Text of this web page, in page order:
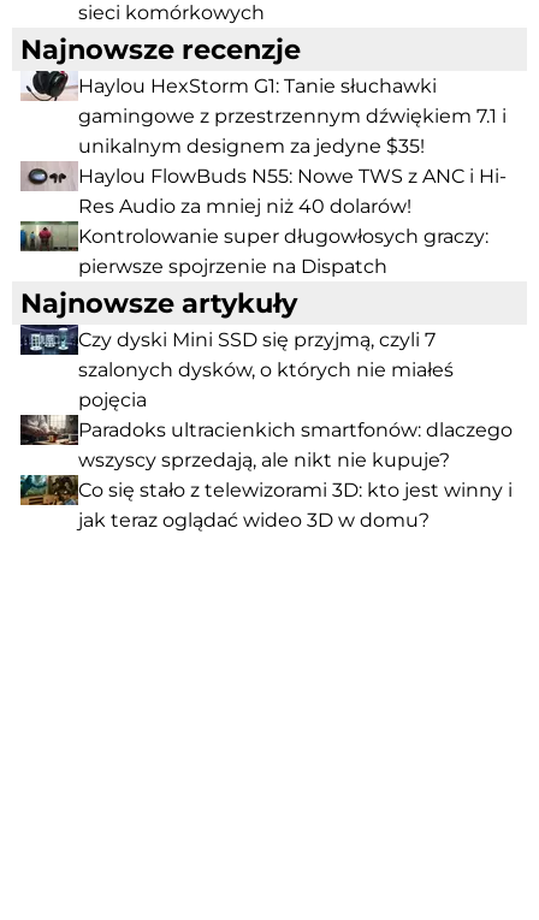
sieci komórkowych
Najnowsze recenzje
Haylou HexStorm G1: Tanie słuchawki
gamingowe z przestrzennym dźwiękiem 7.1 i
unikalnym designem za jedyne $35!
Haylou FlowBuds N55: Nowe TWS z ANC i Hi-
Res Audio za mniej niż 40 dolarów!
Kontrolowanie super długowłosych graczy:
pierwsze spojrzenie na Dispatch
Najnowsze artykuły
Czy dyski Mini SSD się przyjmą, czyli 7
szalonych dysków, o których nie miałeś
pojęcia
Paradoks ultracienkich smartfonów: dlaczego
wszyscy sprzedają, ale nikt nie kupuje?
Co się stało z telewizorami 3D: kto jest winny i
jak teraz oglądać wideo 3D w domu?